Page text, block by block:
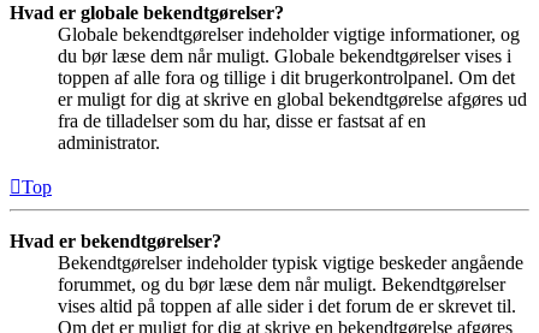
Hvad er globale bekendtgørelser?
Globale bekendtgørelser indeholder vigtige informationer, og
du bør læse dem når muligt. Globale bekendtgørelser vises i
toppen af alle fora og tillige i dit brugerkontrolpanel. Om det
er muligt for dig at skrive en global bekendtgørelse afgøres ud
fra de tilladelser som du har, disse er fastsat af en
administrator.
Top
Hvad er bekendtgørelser?
Bekendtgørelser indeholder typisk vigtige beskeder angående
forummet, og du bør læse dem når muligt. Bekendtgørelser
vises altid på toppen af alle sider i det forum de er skrevet til.
Om det er muligt for dig at skrive en bekendtgørelse afgøres